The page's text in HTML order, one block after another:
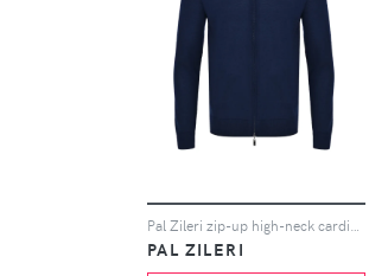
Pal Zileri zip-up high-neck cardigan - Blau
PAL ZILERI